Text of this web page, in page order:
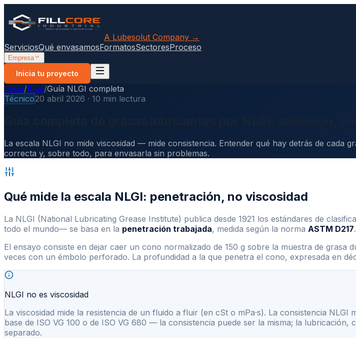
A Lubesolut Company →
ServiciosQué envasamosFormatosSectoresProceso
Empresa
Inicia tu proyecto
Inicio/Blog/Guía NLGI completa
Técnico20 abril 2026 · 10 min lectura
La escala NLGI no mide viscosidad — mide consistencia. Entender qué hay detrás de cada
correcta y, sobre todo, para envasarla sin problemas.
Qué mide la escala NLGI: penetración, no viscosidad
La NLGI (National Lubricating Grease Institute) publica desde 1921 los estándares de
todo el mundo— se basa en la penetración trabajada, medida según la norma ASTM D217.
El ensayo consiste en dejar caer un cono normalizado de 150 g sobre la muestra de grasa
veces con un émbolo perforado. La profundidad a la que penetra el cono, expresada en
NLGI no es viscosidad
La viscosidad mide la resistencia de un fluido a fluir (en cSt o mPa·s). La consistencia
base de ISO VG 100 o de ISO VG 680 — la consistencia puede ser la misma; la
separado.